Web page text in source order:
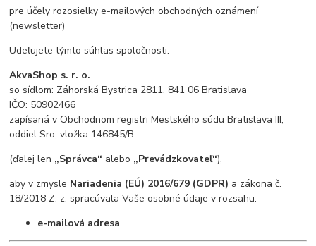
pre účely rozosielky e-mailových obchodných oznámení
(newsletter)
Udeľujete týmto súhlas spoločnosti:
AkvaShop s. r. o.
so sídlom: Záhorská Bystrica 2811, 841 06 Bratislava
IČO: 50902466
zapísaná v Obchodnom registri Mestského súdu Bratislava III,
oddiel Sro, vložka 146845/B
(ďalej len „Správca“ alebo „Prevádzkovateľ“),
aby v zmysle Nariadenia (EÚ) 2016/679 (GDPR) a zákona č.
18/2018 Z. z. spracúvala Vaše osobné údaje v rozsahu:
e-mailová adresa